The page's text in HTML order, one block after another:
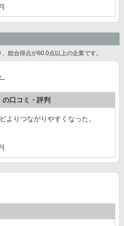
総合得点が60.0点以上の企業です。
口コミ・評判
よりつながりやすくなった。